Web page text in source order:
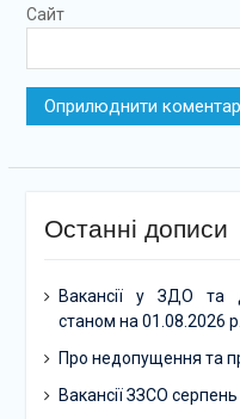
Сайт
Останні дописи
Вакансії у ЗДО та
станом на 01.08.2026 р.
Про недопущення та
Вакансії ЗЗСО